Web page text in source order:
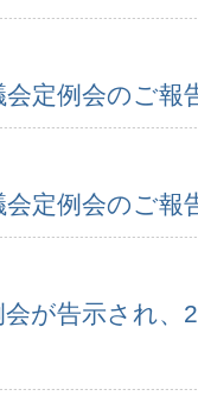
定例会のご報
定例会のご報
が告示され、